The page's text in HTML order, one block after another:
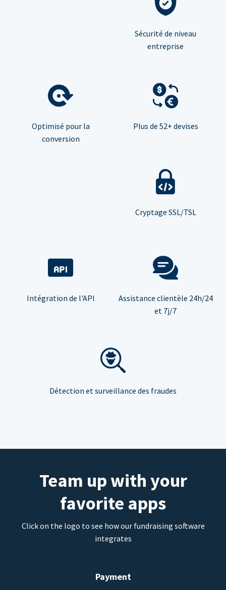
Sécurité de niveau
entreprise
Optimisé pour la
conversion
Plus de 52+ devises
Cryptage SSL/TSL
Intégration de l'API
Assistance clientèle 24h/24
et 7j/7
Détection et surveillance des fraudes
Team up with your
favorite apps
Click on the logo to see how our fundraising software
integrates
Payment